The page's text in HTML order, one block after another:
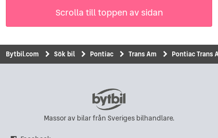
Scrolla till toppen av sidan
Bytbil.com Sök bil Pontiac Trans Am Pontiac Trans
Massor av bilar från Sveriges bilhandlare.